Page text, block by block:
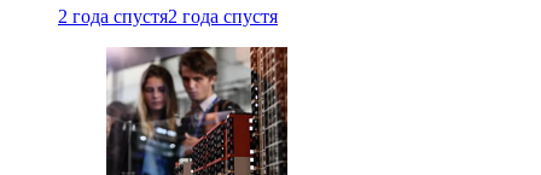
2 года спустя2 года спустя